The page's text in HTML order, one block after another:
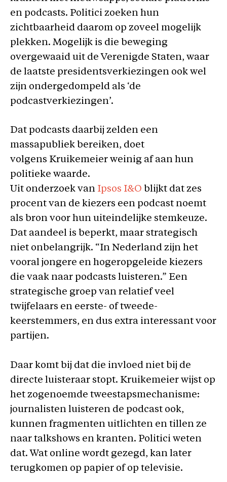
en podcasts. Politici zoeken hun
zichtbaarheid daarom op zoveel mogelijk
plekken. Mogelijk is die beweging
overgewaaid uit de Verenigde Staten, waar
de laatste presidentsverkiezingen ook wel
zijn ondergedompeld als ‘de
podcastverkiezingen’.
Dat podcasts daarbij zelden een
massapubliek bereiken, doet
volgens Kruikemeier weinig af aan hun
politieke waarde.
Uit onderzoek van Ipsos I&O blijkt dat zes
procent van de kiezers een podcast noemt
als bron voor hun uiteindelijke stemkeuze.
Dat aandeel is beperkt, maar strategisch
niet onbelangrijk. “In Nederland zijn het
vooral jongere en hogeropgeleide kiezers
die vaak naar podcasts luisteren.” Een
strategische groep van relatief veel
twijfelaars en eerste- of tweede-
keerstemmers, en dus extra interessant voor
partijen.
Daar komt bij dat die invloed niet bij de
directe luisteraar stopt. Kruikemeier wijst op
het zogenoemde tweestapsmechanisme:
journalisten luisteren de podcast ook,
kunnen fragmenten uitlichten en tillen ze
naar talkshows en kranten. Politici weten
dat. Wat online wordt gezegd, kan later
terugkomen op papier of op televisie.